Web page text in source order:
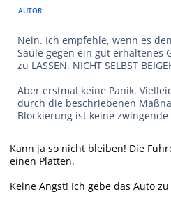
AUTOR
Nein. Ich empfehle, wenn es
Säule gegen ein gut erhaltenes
zu LASSEN. NICHT SELBST
Aber erstmal keine Panik.
durch die beschriebenen
Blockierung ist keine zwingende
Kann ja so nicht bleiben! Die
einen Platten.
Keine Angst! Ich gebe das Auto